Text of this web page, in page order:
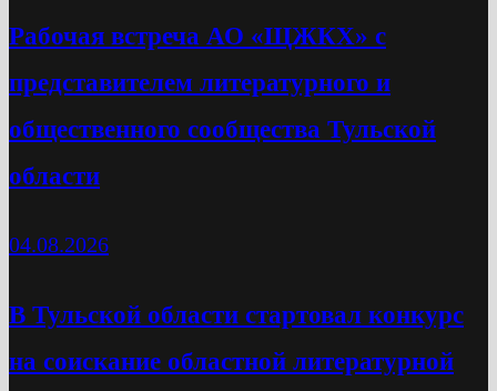
Рабочая встреча АО «ЩЖКХ» с
представителем литературного и
общественного сообщества Тульской
области
04.08.2026
В Тульской области стартовал конкурс
на соискание областной литературной